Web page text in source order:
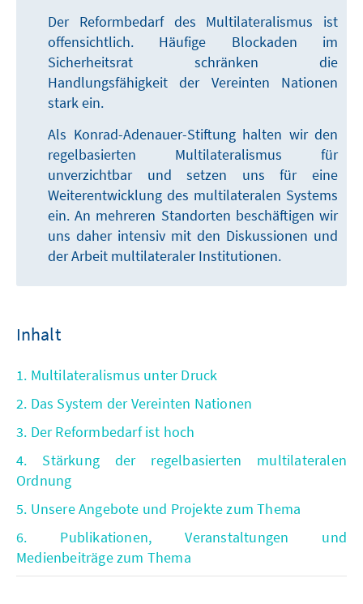
Der Reformbedarf des Multilateralismus ist
offensichtlich. Häufige Blockaden im
Sicherheitsrat schränken die
Handlungsfähigkeit der Vereinten Nationen
stark ein.
Als Konrad-Adenauer-Stiftung halten wir den
regelbasierten Multilateralismus für
unverzichtbar und setzen uns für eine
Weiterentwicklung des multilateralen Systems
ein. An mehreren Standorten beschäftigen wir
uns daher intensiv mit den Diskussionen und
der Arbeit multilateraler Institutionen.
Inhalt
1. Multilateralismus unter Druck
2. Das System der Vereinten Nationen
3. Der Reformbedarf ist hoch
4. Stärkung der regelbasierten multilateralen
Ordnung
5. Unsere Angebote und Projekte zum Thema
6. Publikationen, Veranstaltungen und
Medienbeiträge zum Thema